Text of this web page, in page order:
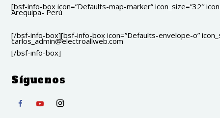
[bsf-info-box icon=”Defaults-map-marker” icon_size=”32″
Arequipa- Perú
[/bsf-info-box][bsf-info-box icon=”Defaults-envelope-o”
carlos_admin@electroallweb.com
[/bsf-info-box]
Síguenos